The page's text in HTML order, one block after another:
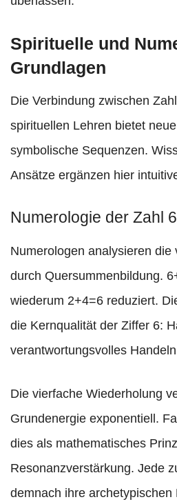
Spirituelle und
Grundlagen
Die Verbindung zwischen
spirituellen Lehren bietet
symbolische Sequenzen.
Ansätze ergänzen hier
Numerologie der Zahl
Numerologen analysieren die
durch Quersummenbildung.
wiederum 2+4=6 reduziert.
die Kernqualität der Ziffer 6:
verantwortungsvolles
Die vierfache Wiederholung
Grundenergie exponentiell.
dies als mathematisches
Resonanzverstärkung. Jede
demnach ihre archetypischen